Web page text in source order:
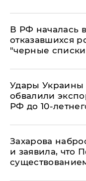
​В РФ началась
отказавшихся
"черные
Удары
обвалили
РФ до 10-
​Захарова
и заявила, что